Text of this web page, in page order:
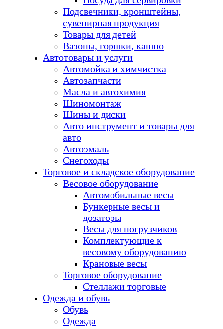
Подсвечники, кронштейны,
сувенирная продукция
Товары для детей
Вазоны, горшки, кашпо
Автотовары и услуги
Автомойка и химчистка
Автозапчасти
Масла и автохимия
Шиномонтаж
Шины и диски
Авто инструмент и товары для
авто
Автоэмаль
Снегоходы
Торговое и складское оборудование
Весовое оборудование
Автомобильные весы
Бункерные весы и
дозаторы
Весы для погрузчиков
Комплектующие к
весовому оборудованию
Крановые весы
Торговое оборудование
Стеллажи торговые
Одежда и обувь
Обувь
Одежда